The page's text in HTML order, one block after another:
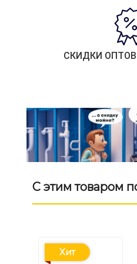
СКИДКИ
С этим товаром
Хит